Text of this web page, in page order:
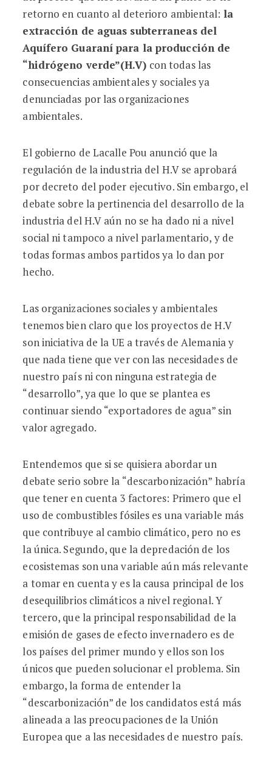
retorno en cuanto al deterioro ambiental: la
extracción de aguas subterraneas del
Aquífero Guaraní para la producción de
“hidrógeno verde”(H.V) con todas las
consecuencias ambientales y sociales ya
denunciadas por las organizaciones
ambientales.
El gobierno de Lacalle Pou anunció que la
regulación de la industria del H.V se aprobará
por decreto del poder ejecutivo. Sin embargo, el
debate sobre la pertinencia del desarrollo de la
industria del H.V aún no se ha dado ni a nivel
social ni tampoco a nivel parlamentario, y de
todas formas ambos partidos ya lo dan por
hecho.
Las organizaciones sociales y ambientales
tenemos bien claro que los proyectos de H.V
son iniciativa de la UE a través de Alemania y
que nada tiene que ver con las necesidades de
nuestro país ni con ninguna estrategia de
“desarrollo”, ya que lo que se plantea es
continuar siendo “exportadores de agua” sin
valor agregado.
Entendemos que si se quisiera abordar un
debate serio sobre la “descarbonización” habría
que tener en cuenta 3 factores: Primero que el
uso de combustibles fósiles es una variable más
que contribuye al cambio climático, pero no es
la única. Segundo, que la depredación de los
ecosistemas son una variable aún más relevante
a tomar en cuenta y es la causa principal de los
desequilibrios climáticos a nivel regional. Y
tercero, que la principal responsabilidad de la
emisión de gases de efecto invernadero es de
los países del primer mundo y ellos son los
únicos que pueden solucionar el problema. Sin
embargo, la forma de entender la
“descarbonización” de los candidatos está más
alineada a las preocupaciones de la Unión
Europea que a las necesidades de nuestro país.